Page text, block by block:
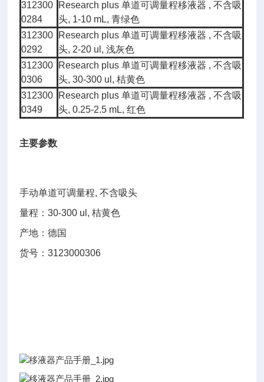
312300
0284
Research plus 单道可调量程移液器 , 不含吸
头, 1-10 mL, 青绿色
312300
0292
Research plus 单道可调量程移液器 , 不含吸
头, 2-20 ul, 浅灰色
312300
0306
Research plus 单道可调量程移液器 , 不含吸
头, 30-300 ul, 桔黄色
312300
0349
Research plus 单道可调量程移液器 , 不含吸
头, 0.25-2.5 mL, 红色
主要参数
手动单道可调量程, 不含吸头
量程：30-300 ul, 桔黄色
产地：德国
货号：3123000306